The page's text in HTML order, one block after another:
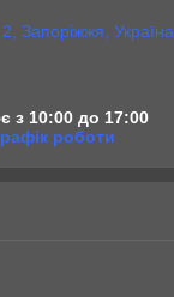
Запоріжжя, Україна
з 10:00 до 17:00
роботи